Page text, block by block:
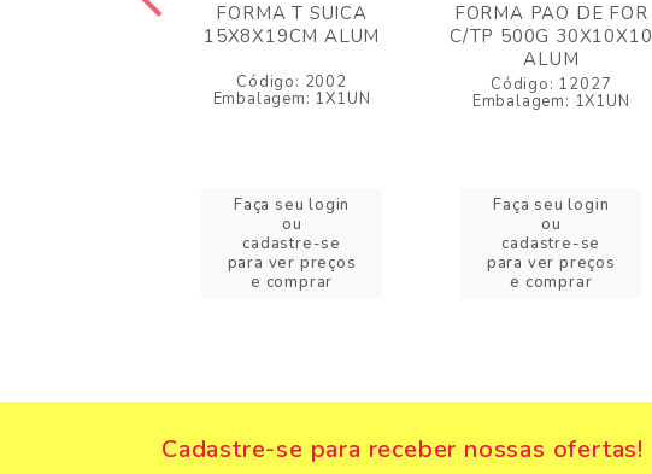
FORMA T SUICA
15X8X19CM ALUM
Código: 2002
Embalagem: 1X1UN
Faça seu login
ou
cadastre-se
para ver preços
e comprar
FORMA PAO DE FOR
C/TP 500G 30X10X10
ALUM
Código: 12027
Embalagem: 1X1UN
Faça seu login
ou
cadastre-se
para ver preços
e comprar
Cadastre-se para receber nossas ofertas!